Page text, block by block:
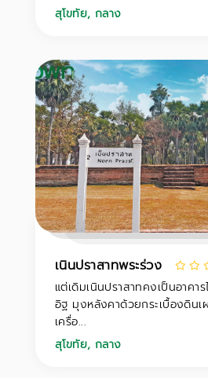
สุโขทัย, กลาง
เนินปราสาทพระร่วง
แต่เดิมเนินปราสาทคงเป็นอาคา
อิฐ มุงหลังคาด้วยกระเบื้องดินเ
เครื่อ...
สุโขทัย, กลาง